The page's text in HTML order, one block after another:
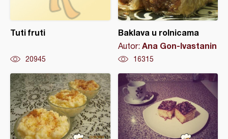
Tuti fruti
20945
Baklava u rolnicama
Autor: Ana Gon-Ivastanin
16315